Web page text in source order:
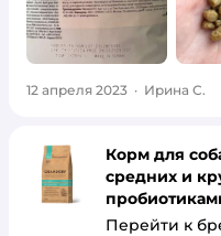
12 апреля 2023 · Ирина С.
Корм для
средних и
Перейти к